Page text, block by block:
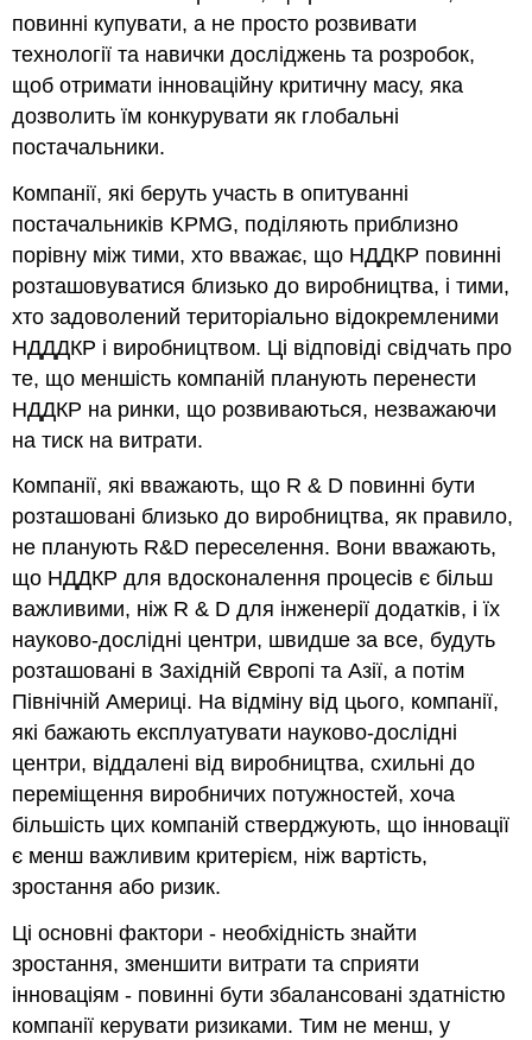
повинні купувати, а не просто розвивати
технології та навички досліджень та розробок,
щоб отримати інноваційну критичну масу, яка
дозволить їм конкурувати як глобальні
постачальники.
Компанії, які беруть участь в опитуванні
постачальників KPMG, поділяють приблизно
порівну між тими, хто вважає, що НДДКР повинні
розташовуватися близько до виробництва, і тими,
хто задоволений територіально відокремленими
НДДДКР і виробництвом. Ці відповіді свідчать про
те, що меншість компаній планують перенести
НДДКР на ринки, що розвиваються, незважаючи
на тиск на витрати.
Компанії, які вважають, що R & D повинні бути
розташовані близько до виробництва, як правило,
не планують R&D переселення. Вони вважають,
що НДДКР для вдосконалення процесів є більш
важливими, ніж R & D для інженерії додатків, і їх
науково-дослідні центри, швидше за все, будуть
розташовані в Західній Європі та Азії, а потім
Північній Америці. На відміну від цього, компанії,
які бажають експлуатувати науково-дослідні
центри, віддалені від виробництва, схильні до
переміщення виробничих потужностей, хоча
більшість цих компаній стверджують, що інновації
є менш важливим критерієм, ніж вартість,
зростання або ризик.
Ці основні фактори - необхідність знайти
зростання, зменшити витрати та сприяти
інноваціям - повинні бути збалансовані здатністю
компанії керувати ризиками. Тим не менш, у